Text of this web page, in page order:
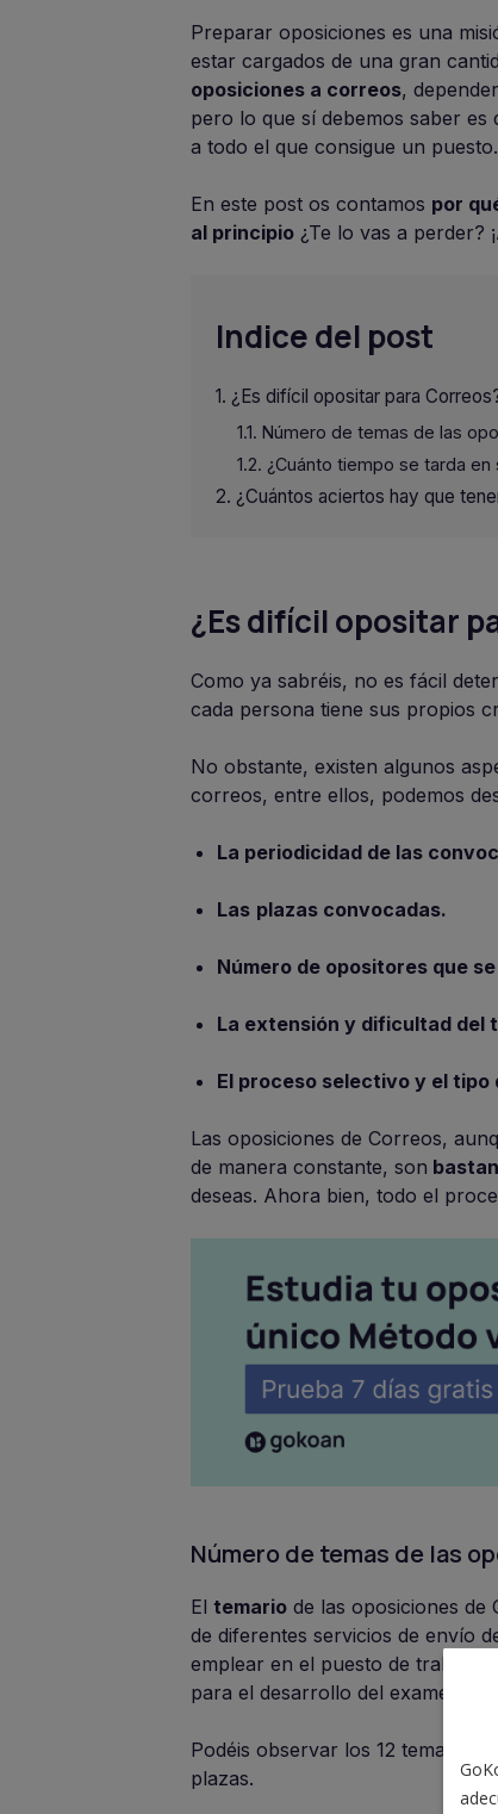
Preparar oposiciones es una
estar cargados de una gran
oposiciones a correos,
pero lo que sí debemos saber es
a todo el que consigue un puesto.
En este post os contamos por
al principio ¿Te lo vas a perder?
Indice del post
¿Es difícil opositar para
Número de temas de las
¿Cuánto tiempo se tarda
¿Cuántos aciertos hay que
¿Es difícil opositar
Como ya sabréis, no es fácil
cada persona tiene sus propios
No obstante, existen algunos
correos, entre ellos, podemos
La periodicidad de las
Las plazas convocadas.
Número de opositores que
La extensión y dificultad del
El proceso selectivo y el tipo
Las oposiciones de Correos,
de manera constante, son
deseas. Ahora bien, todo el
Número de temas de las
El temario de las oposiciones de
de diferentes servicios de envío
emplear en el puesto de trabajo
para el desarrollo del examen
Podéis observar los 12 temas en el
plazas.